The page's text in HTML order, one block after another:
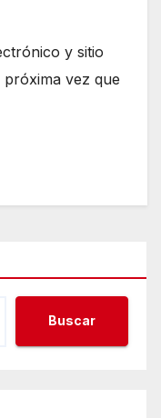
y sitio
vez que
Buscar